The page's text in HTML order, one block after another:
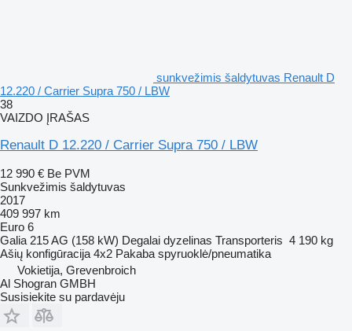
sunkvežimis šaldytuvas Renault D
12.220 / Carrier Supra 750 / LBW
38
VAIZDO ĮRAŠAS
Renault D 12.220 / Carrier Supra 750 / LBW
12 990 € Be PVM
Sunkvežimis šaldytuvas
2017
409 997 km
Euro 6
Galia 215 AG (158 kW) Degalai dyzelinas Transporteris 4 190 kg
Ašių konfigūracija 4x2 Pakaba spyruoklė/pneumatika
Vokietija, Grevenbroich
Al Shogran GMBH
Susisiekite su pardavėju